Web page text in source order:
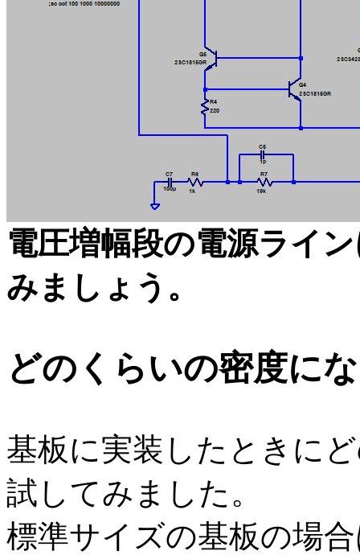
電圧増幅段の電源ライ
みましょう。
どのくらいの密度に
基板に実装したときに
試してみました。
標準サイズの基板の場